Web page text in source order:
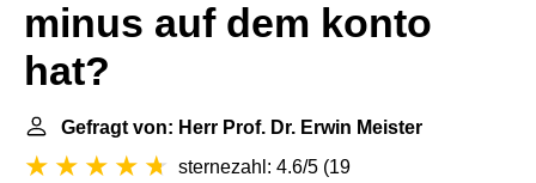
minus auf dem konto
hat?
Gefragt von: Herr Prof. Dr. Erwin Meister
sternezahl: 4.6/5 (19